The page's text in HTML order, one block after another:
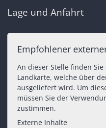
Lage und Anfahrt
Empfohlener
An dieser Stelle finden
Landkarte, welche über
ausgeliefert wird. Um
müssen Sie der
zustimmen.
Externe Inhalte